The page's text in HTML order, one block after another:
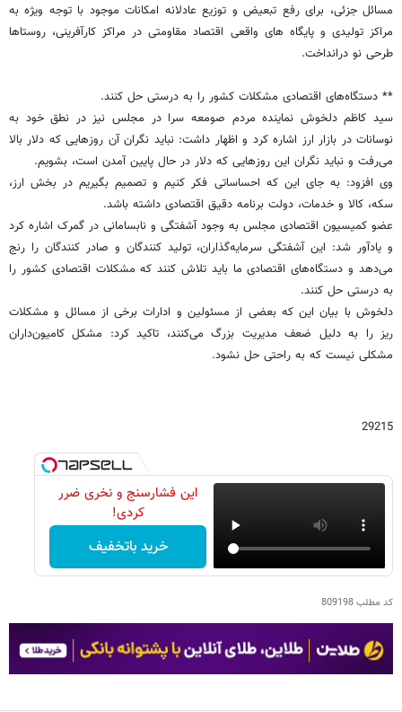
مسائل جزئی، برای رفع تبعیض و توزیع عادلانه امکانات موجود با توجه ویژه به
مراکز تولیدی و پایگاه های واقعی اقتصاد مقاومتی در مراکز کارآفرینی، روستاها
طرحی نو درانداخت.
** دستگاه‌های اقتصادی مشکلات کشور را به درستی حل کنند.
سید کاظم دلخوش نماینده مردم صومعه سرا در مجلس نیز در نطق خود به
نوسانات در بازار ارز اشاره کرد و اظهار داشت: نباید نگران آن روزهایی که دلار بالا
می‌رفت و نباید نگران این روزهایی که دلار در حال پایین آمدن است، بشویم.
وی افزود: به جای این که احساساتی فکر کنیم و تصمیم بگیریم در بخش ارز،
سکه، کالا و خدمات، دولت برنامه دقیق اقتصادی داشته باشد.
عضو کمیسیون اقتصادی مجلس به وجود آشفتگی و نابسامانی در گمرک اشاره کرد
و یادآور شد: این آشفتگی سرمایه‌گذاران، تولید کنندگان و صادر کنندگان را رنج
می‌دهد و دستگاه‌های اقتصادی ما باید تلاش کنند که مشکلات اقتصادی کشور را
به درستی حل کنند.
دلخوش با بیان این که بعضی از مسئولین و ادارات برخی از مسائل و مشکلات
ریز را به دلیل ضعف مدیریت بزرگ می‌کنند، تاکید کرد: مشکل کامیون‌داران
مشکلی نیست که به راحتی حل نشود.
29215
این فشارسنج و نخری ضرر
کردی!
خرید باتخفیف
کد مطلب809198